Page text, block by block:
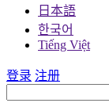
日本語
한국어
Tiếng Việt
登录 注册